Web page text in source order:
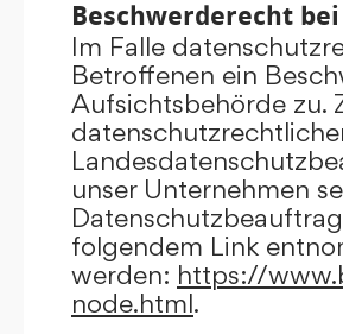
Beschwerderecht
Im Falle
Betroffenen ein
Aufsichtsbehörde zu.
unser Unternehmen
folgendem Link
werden: https://
node.html.